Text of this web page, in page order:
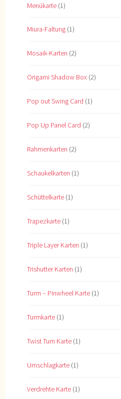
Menükarte (1)
Miura-Faltung (1)
Mosaik-Karten (2)
Origami Shadow Box (2)
Pop out Swing Card (1)
Pop Up Panel Card (2)
Rahmenkarten (2)
Schaukelkarten (1)
Schüttelkarte (1)
Trapezkarte (1)
Triple Layer Karten (1)
Trishutter Karten (1)
Turm – Pinwheel Karte (1)
Turmkarte (1)
Twist Turn Karte (1)
Umschlagkarte (1)
Verdrehte Karte (1)